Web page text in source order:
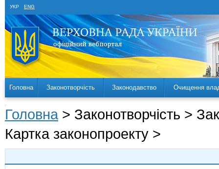
УКР ENG
Головна Законотворчість Законодавство Очищення
Головна > Законотворчість >
Картка законопроекту >